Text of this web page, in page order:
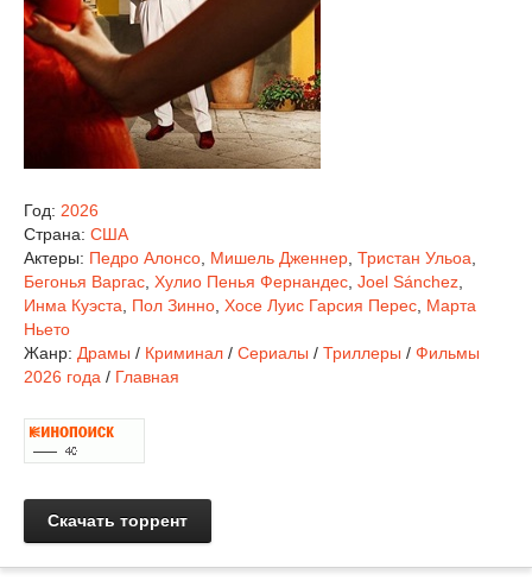
Год: 2026
Страна: США
Актеры: Педро Алонсо Мишель Дженнер Тристан Ульоа
Бегонья Варгас Хулио Пенья Фернандес Joel Sánchez
Инма Куэста
Пол Зинно Хосе Луис Гарсия Перес Марта
Ньето
Жанр: Драмы / Криминал / Сериалы / Триллеры / Фильмы
2026 года / Главная
Скачать торрент